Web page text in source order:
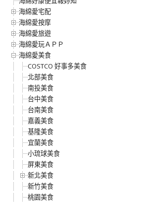
海綿愛宅配
海綿愛按摩
海綿愛旅遊
海綿愛玩ＡＰＰ
海綿愛美食
COSTCO 好事多美食
北部美食
南投美食
台中美食
台南美食
嘉義美食
基隆美食
宜蘭美食
小琉球美食
屏東美食
新北美食
新竹美食
桃園美食